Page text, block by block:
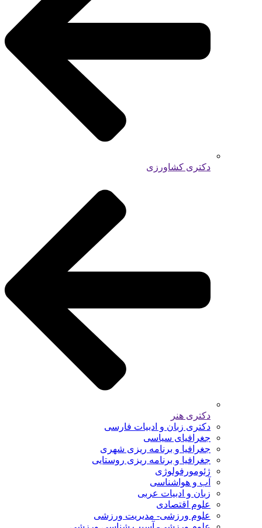
دکتری کشاورزی
دکتری هنر
دکتری زبان و ادبیات فارسی
جغرافیای سیاسی
جغرافیا و برنامه ریزی شهری
جغرافیا و برنامه ریزی روستایی
ژئومورفولوژی
آب و هواشناسی
زبان و ادبیات عربی
علوم اقتصادی
علوم ورزشی- مدیریت ورزشی